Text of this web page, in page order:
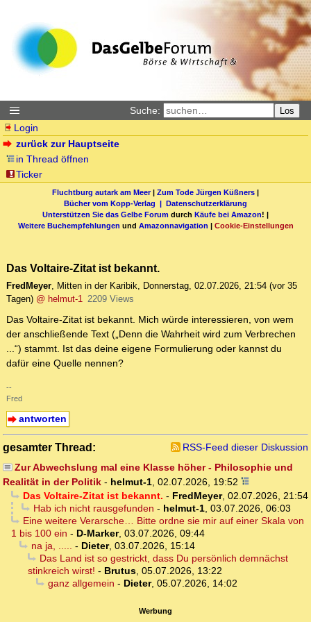
Suche: Los
Login
zurück zur Hauptseite
in Thread öffnen
Ticker
Fluchtburg autark am Meer| Zum Tode Jürgen Küßners |
Bücher vom Kopp-Verlag | Datenschutzerklärung
Unterstützen Sie das Gelbe Forum durch Käufe bei Amazon! |
Weitere Buchempfehlungen und Amazonnavigation | Cookie-Einstellungen
Das Voltaire-Zitat ist bekannt.
FredMeyer, Mitten in der Karibik, Donnerstag, 02.07.2026, 21:54 (vor 35
Tagen) @ helmut-1 2209 Views
Das Voltaire-Zitat ist bekannt. Mich würde interessieren, von wem
der anschließende Text („Denn die Wahrheit wird zum Verbrechen
...“) stammt. Ist das deine eigene Formulierung oder kannst du
dafür eine Quelle nennen?
--
Fred
antworten
gesamter Thread:
RSS-Feed dieser Diskussion
Zur Abwechslung mal eine Klasse höher - Philosophie und
Realität in der Politik - helmut-1, 02.07.2026, 19:52
Das Voltaire-Zitat ist bekannt. - FredMeyer, 02.07.2026, 21:54
Hab ich nicht rausgefunden - helmut-1, 03.07.2026, 06:03
Eine weitere Verarsche… Bitte ordne sie mir auf einer Skala von
1 bis 100 ein - D-Marker, 03.07.2026, 09:44
na ja, ..... - Dieter, 03.07.2026, 15:14
Das Land ist so gestrickt, dass Du persönlich demnächst
stinkreich wirst! - Brutus, 05.07.2026, 13:22
ganz allgemein - Dieter, 05.07.2026, 14:02
Werbung